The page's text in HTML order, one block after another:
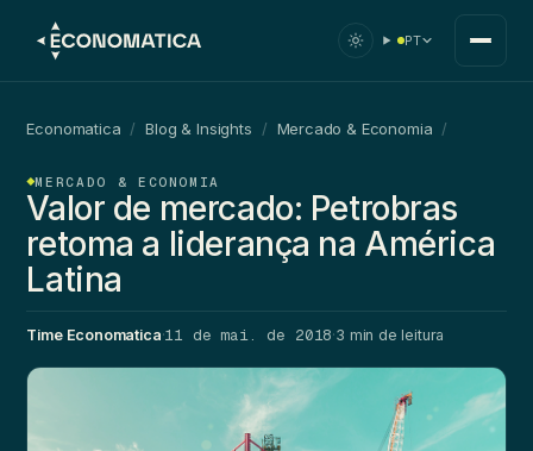
PT
Economatica / Blog & Insights / Mercado & Economia /
MERCADO & ECONOMIA
Valor de mercado: Petrobras
retoma a liderança na América
Latina
Time Economatica·11 de mai. de 2018·3 min de leitura